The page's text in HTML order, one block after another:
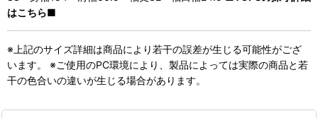
はこちら■
※上記のサイズ詳細は商品により若干の誤差が生じる可能性がござ
います。 ※ご使用のPC環境により、製品によっては実際の商品と若
干の色合いの違いが生じる場合があります。